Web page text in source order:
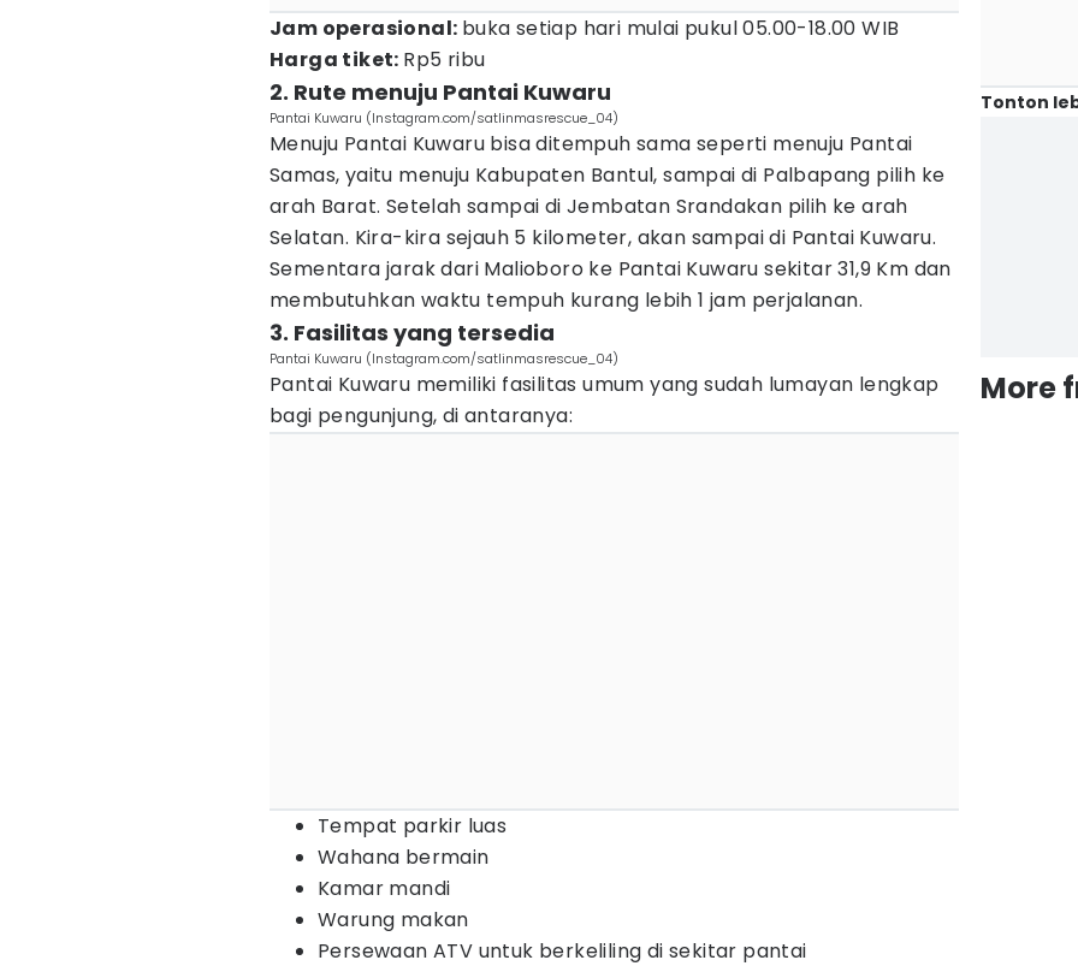
Jam operasional: buka setiap hari mulai pukul 05.00-18.00 WIB
Harga tiket: Rp5 ribu
2. Rute menuju Pantai Kuwaru
Pantai Kuwaru (Instagram.com/satlinmasrescue_04)
Menuju Pantai Kuwaru bisa ditempuh sama seperti menuju Pantai
Samas, yaitu menuju Kabupaten Bantul, sampai di Palbapang pilih ke
arah Barat. Setelah sampai di Jembatan Srandakan pilih ke arah
Selatan. Kira-kira sejauh 5 kilometer, akan sampai di Pantai Kuwaru.
Sementara jarak dari Malioboro ke Pantai Kuwaru sekitar 31,9 Km dan
membutuhkan waktu tempuh kurang lebih 1 jam perjalanan.
3. Fasilitas yang tersedia
Pantai Kuwaru (Instagram.com/satlinmasrescue_04)
Pantai Kuwaru memiliki fasilitas umum yang sudah lumayan lengkap
bagi pengunjung, di antaranya:
Tempat parkir luas
Wahana bermain
Kamar mandi
Warung makan
Persewaan ATV untuk berkeliling di sekitar pantai
Tonton
More